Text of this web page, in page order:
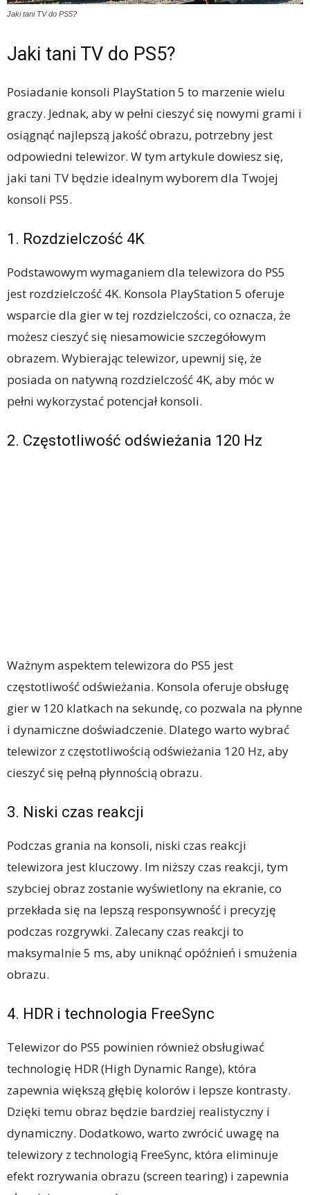
Jaki tani TV do PS5?
Jaki tani TV do PS5?
Posiadanie konsoli PlayStation 5 to marzenie wielu
graczy. Jednak, aby w pełni cieszyć się nowymi grami i
osiągnąć najlepszą jakość obrazu, potrzebny jest
odpowiedni telewizor. W tym artykule dowiesz się,
jaki tani TV będzie idealnym wyborem dla Twojej
konsoli PS5.
1. Rozdzielczość 4K
Podstawowym wymaganiem dla telewizora do PS5
jest rozdzielczość 4K. Konsola PlayStation 5 oferuje
wsparcie dla gier w tej rozdzielczości, co oznacza, że
możesz cieszyć się niesamowicie szczegółowym
obrazem. Wybierając telewizor, upewnij się, że
posiada on natywną rozdzielczość 4K, aby móc w
pełni wykorzystać potencjał konsoli.
2. Częstotliwość odświeżania 120 Hz
Ważnym aspektem telewizora do PS5 jest
częstotliwość odświeżania. Konsola oferuje obsługę
gier w 120 klatkach na sekundę, co pozwala na płynne
i dynamiczne doświadczenie. Dlatego warto wybrać
telewizor z częstotliwością odświeżania 120 Hz, aby
cieszyć się pełną płynnością obrazu.
3. Niski czas reakcji
Podczas grania na konsoli, niski czas reakcji
telewizora jest kluczowy. Im niższy czas reakcji, tym
szybciej obraz zostanie wyświetlony na ekranie, co
przekłada się na lepszą responsywność i precyzję
podczas rozgrywki. Zalecany czas reakcji to
maksymalnie 5 ms, aby uniknąć opóźnień i smużenia
obrazu.
4. HDR i technologia FreeSync
Telewizor do PS5 powinien również obsługiwać
technologię HDR (High Dynamic Range), która
zapewnia większą głębię kolorów i lepsze kontrasty.
Dzięki temu obraz będzie bardziej realistyczny i
dynamiczny. Dodatkowo, warto zwrócić uwagę na
telewizory z technologią FreeSync, która eliminuje
efekt rozrywania obrazu (screen tearing) i zapewnia